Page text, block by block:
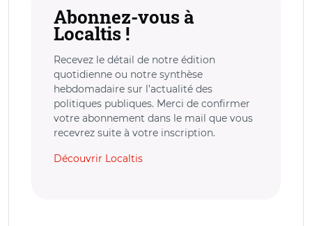
Abonnez-vous à
Localtis !
Recevez le détail de notre édition
quotidienne ou notre synthèse
hebdomadaire sur l’actualité des
politiques publiques. Merci de confirmer
votre abonnement dans le mail que vous
recevrez suite à votre inscription.
Découvrir Localtis